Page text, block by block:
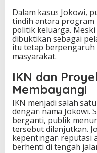
Dalam kasus Jokowi,
tindih antara program
politik keluarga.
dibuktikan sebagai
itu tetap berpengaruh
masyarakat.
IKN dan
Membayangi
IKN menjadi salah
dengan nama Jokowi.
berganti, publik
tersebut dilanjutkan.
kepentingan reputasi
berhenti di tengah